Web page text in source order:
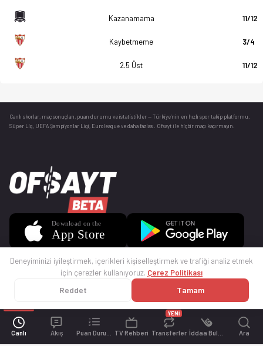
Canlı Akış TV Rehberi Transferler
YENİ
Ara
Kazanamama 11/12
Kaybetmeme 3/4
2.5 Üst 11/12
Canlı skorlar , maç sonuçları, puan durumu ve istatistikler — Türkiye’nin en hızlı spor takip platformu.
Süper Lig, UEFA Şampiyonlar Ligi, Euroleague ve daha fazlası. Ofsayt ile hiçbir maçı kaçırmayın.
© 2025 Ofsayt
Deneyiminizi iyileştirmek, içerikleri kişiselleştirmek ve trafiği analiz etmek
için çerezler kullanıyoruz. Çerez Politikası
Reddet Tamam